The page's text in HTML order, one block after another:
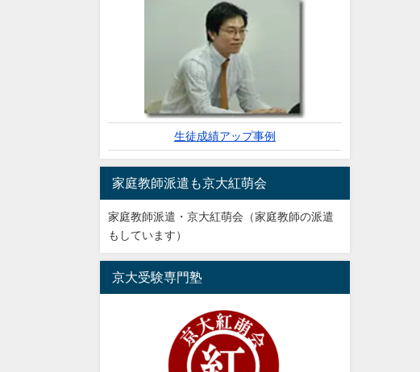
生徒成績アップ事例
家庭教師派遣も京大紅萌会
家庭教師派遣・京大紅萌会（家庭教師の派遣
もしています）
京大受験専門塾